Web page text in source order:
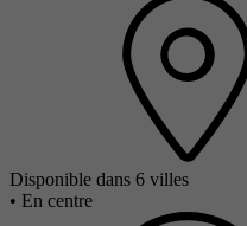
Disponible dans 6 villes
• En centre